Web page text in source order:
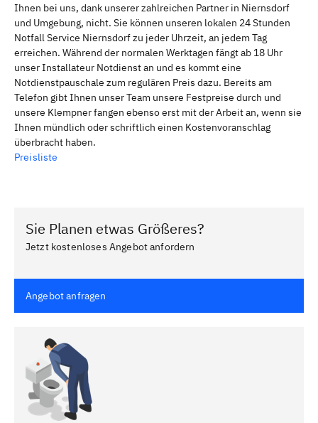
Ihnen bei uns, dank unserer zahlreichen Partner in Niernsdorf
und Umgebung, nicht. Sie können unseren lokalen 24 Stunden
Notfall Service Niernsdorf zu jeder Uhrzeit, an jedem Tag
erreichen. Während der normalen Werktagen fängt ab 18 Uhr
unser Installateur Notdienst an und es kommt eine
Notdienstpauschale zum regulären Preis dazu. Bereits am
Telefon gibt Ihnen unser Team unsere Festpreise durch und
unsere Klempner fangen ebenso erst mit der Arbeit an, wenn sie
Ihnen mündlich oder schriftlich einen Kostenvoranschlag
überbracht haben.
Preisliste
Sie Planen etwas Größeres?
Jetzt kostenloses Angebot anfordern
Angebot anfragen